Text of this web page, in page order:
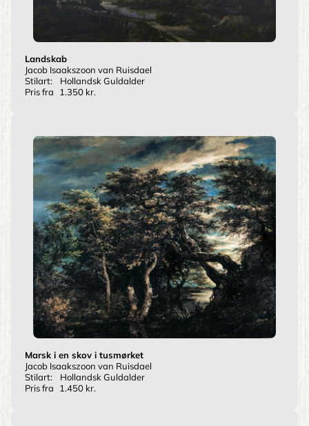
Landskab
Jacob Isaakszoon van Ruisdael
Stilart:
Hollandsk Guldalder
Pris fra
1.350 kr.
Marsk i en skov i tusmørket
Jacob Isaakszoon van Ruisdael
Stilart:
Hollandsk Guldalder
Pris fra
1.450 kr.